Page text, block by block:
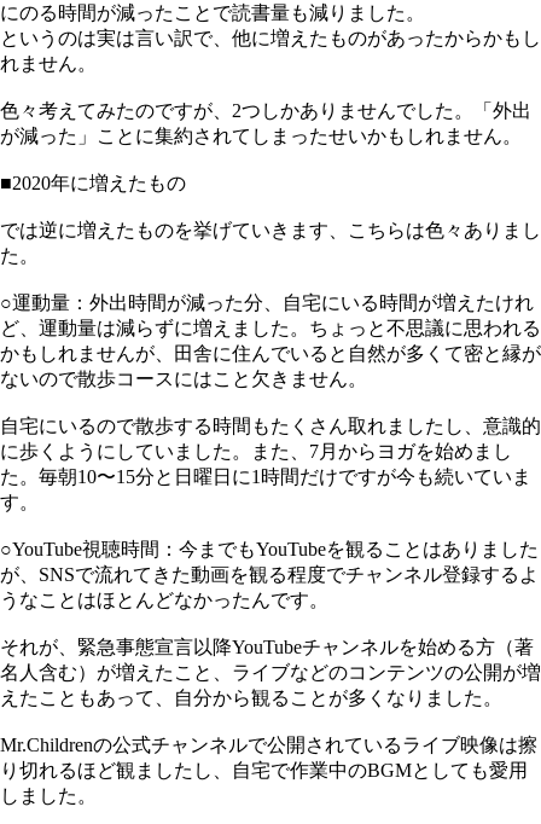
にのる時間が減ったことで読書量も減りました。
というのは実は言い訳で、他に増えたものがあったからかもし
れません。
色々考えてみたのですが、2つしかありませんでした。「外出
が減った」ことに集約されてしまったせいかもしれません。
■2020年に増えたもの
では逆に増えたものを挙げていきます、こちらは色々ありまし
た。
○運動量：外出時間が減った分、自宅にいる時間が増えたけれ
ど、運動量は減らずに増えました。ちょっと不思議に思われる
かもしれませんが、田舎に住んでいると自然が多くて密と縁が
ないので散歩コースにはこと欠きません。
自宅にいるので散歩する時間もたくさん取れましたし、意識的
に歩くようにしていました。また、7月からヨガを始めまし
た。毎朝10〜15分と日曜日に1時間だけですが今も続いていま
す。
○YouTube視聴時間：今までもYouTubeを観ることはありました
が、SNSで流れてきた動画を観る程度でチャンネル登録するよ
うなことはほとんどなかったんです。
それが、緊急事態宣言以降YouTubeチャンネルを始める方（著
名人含む）が増えたこと、ライブなどのコンテンツの公開が増
えたこともあって、自分から観ることが多くなりました。
Mr.Childrenの公式チャンネルで公開されているライブ映像は擦
り切れるほど観ましたし、自宅で作業中のBGMとしても愛用
しました。